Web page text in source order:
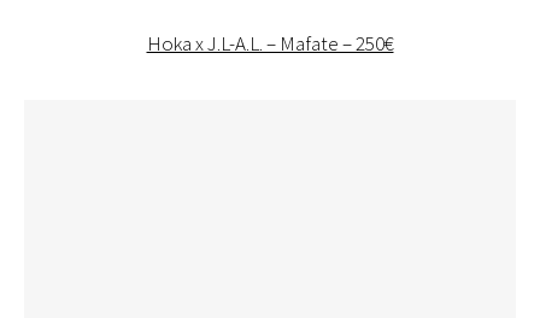
Hoka x J.L-A.L. – Mafate – 250€